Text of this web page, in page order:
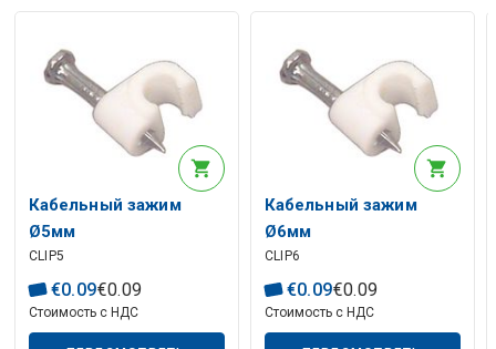
Описание искусственного интеллектаКабельный зажим
Ø5мм
CLIP5
€0.09€0.09
Стоимость с НДС
Кабельный зажим
Ø6мм
CLIP6
€0.09€0.09
Стоимость с НДС